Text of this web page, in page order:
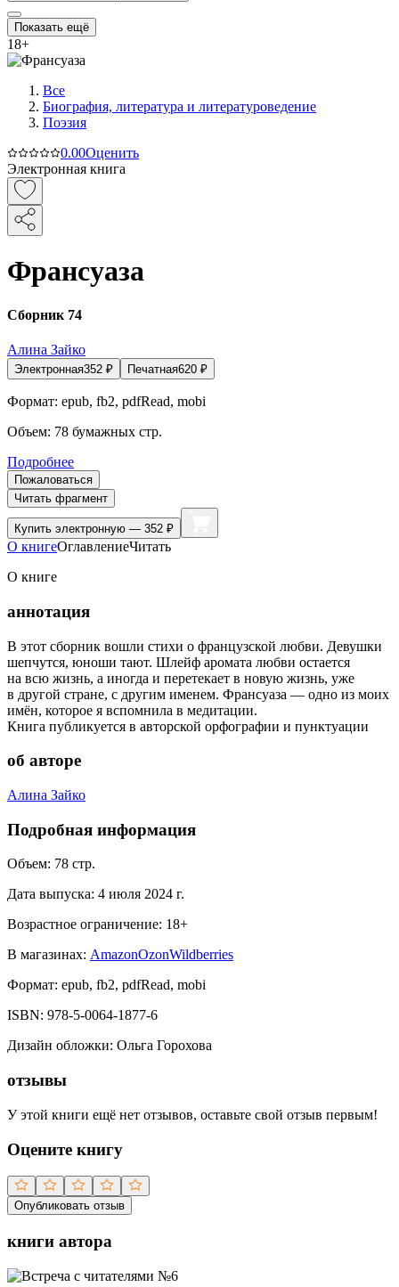
Показать ещё
18+
Все
Биография, литература и литературоведение
Поэзия
0.00Оценить
Электронная книга
Франсуаза
Сборник 74
Алина Зайко
Электронная352 ₽ Печатная620 ₽
Формат: epub, fb2, pdfRead, mobi
Объем: 78 бумажных стр.
Подробнее
Пожаловаться
Читать фрагмент
Купить электронную — 352 ₽
О книгеОглавлениеЧитать
О книге
аннотация
В этот сборник вошли стихи о французской любви. Девушки
шепчутся, юноши тают. Шлейф аромата любви остается
на всю жизнь, а иногда и перетекает в новую жизнь, уже
в другой стране, с другим именем. Франсуаза — одно из моих
имён, которое я вспомнила в медитации.
Книга публикуется в авторской орфографии и пунктуации
об авторе
Алина Зайко
Подробная информация
Объем: 78 стр.
Дата выпуска: 4 июля 2024 г.
Возрастное ограничение: 18+
В магазинах: AmazonOzonWildberries
Формат: epub, fb2, pdfRead, mobi
ISBN: 978-5-0064-1877-6
Дизайн обложки: Ольга Горохова
отзывы
У этой книги ещё нет отзывов, оставьте свой отзыв первым!
Оцените книгу
Опубликовать отзыв
книги автора